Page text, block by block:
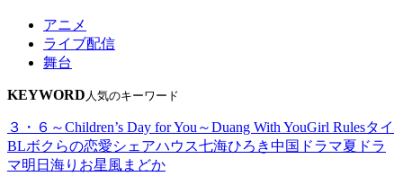
アニメ
ライブ配信
舞台
KEYWORD 人気のキーワード
３・６～Children’s Day for You～Duang With YouGirl Rulesタイ
BLボクらの恋愛シェアハウス七海ひろき中国ドラマ夏ドラ
マ明日海りお星風まどか